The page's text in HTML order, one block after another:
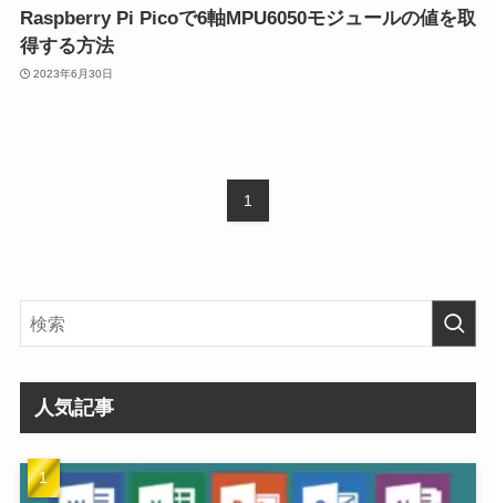
Raspberry Pi Picoで6軸MPU6050モジュールの値を取
得する方法
2023年6月30日
1
人気記事